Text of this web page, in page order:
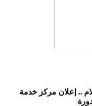
.. إعلان مركز خدمة